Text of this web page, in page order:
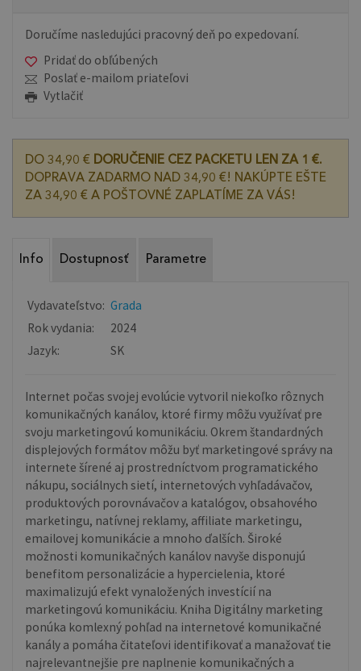
Doručíme nasledujúci pracovný deň po expedovaní.
Pridať do obľúbených
Poslať e-mailom priateľovi
Vytlačiť
DO 34,90 € DORUČENIE CEZ PACKETU LEN ZA 1 €.
DOPRAVA ZADARMO NAD 34,90 €! NAKÚPTE EŠTE
ZA 34,90 € A POŠTOVNÉ ZAPLATÍME ZA VÁS!
Info Dostupnosť Parametre
Vydavateľstvo: Grada
Rok vydania:
2024
Jazyk:
SK
Internet počas svojej evolúcie vytvoril niekoľko rôznych
komunikačných kanálov, ktoré firmy môžu využívať pre
svoju marketingovú komunikáciu. Okrem štandardných
displejových formátov môžu byť marketingové správy na
internete šírené aj prostredníctvom programatického
nákupu, sociálnych sietí, internetových vyhľadávačov,
produktových porovnávačov a katalógov, obsahového
marketingu, natívnej reklamy, affiliate marketingu,
emailovej komunikácie a mnoho ďalších. Široké
možnosti komunikačných kanálov navyše disponujú
benefitom personalizácie a hypercielenia, ktoré
maximalizujú efekt vynaložených investícií na
marketingovú komunikáciu. Kniha Digitálny marketing
ponúka komlexný pohľad na internetové komunikačné
kanály a pomáha čitateľovi identifikovať a manažovať tie
najrelevantnejšie pre naplnenie komunikačných a